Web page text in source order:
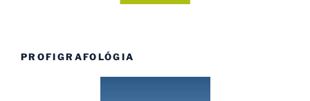
PROFIGRAFOLÓGIA